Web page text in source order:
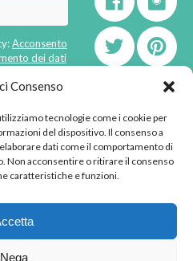
Consenso
tecnologie come i cookie per
del dispositivo. Il consenso a
dati come il comportamento di
Non acconsentire o ritirare il consenso
caratteristiche e funzioni.
Nega
Acconsento
dei dati
born inMaMaStudiOs